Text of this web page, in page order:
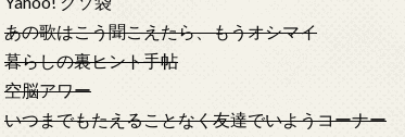
あの歌はこう聞こえたら、もうオシマイ
暮らしの裏ヒント手帖
空脳アワー
いつまでもたえることなく友達でいようコーナー